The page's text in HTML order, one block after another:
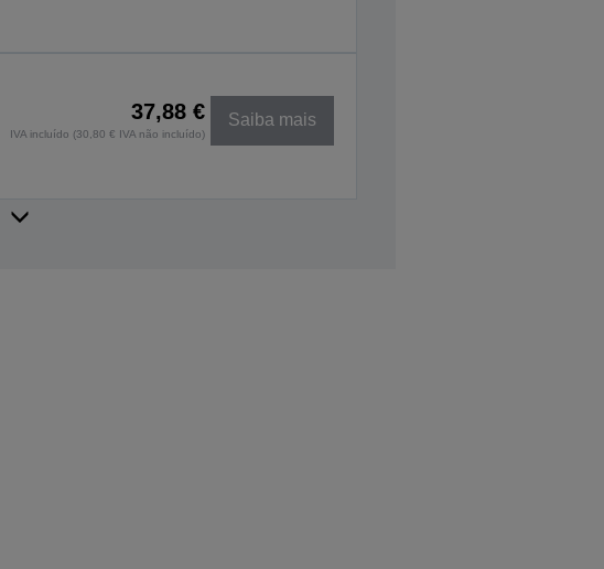
37,88 €
IVA incluído (30,80 € IVA não incluído)
Saiba mais